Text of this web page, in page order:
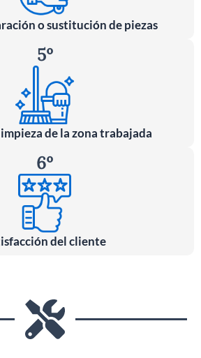
o sustitución de piezas
5º
de la zona trabajada
6º
del cliente